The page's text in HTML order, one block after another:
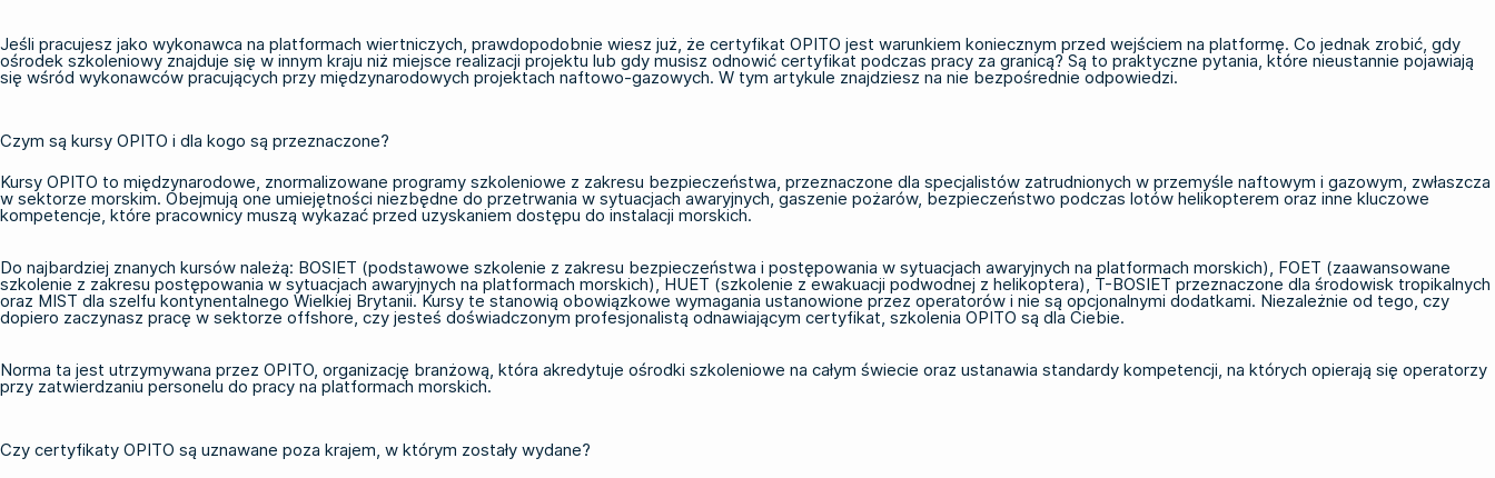
Jeśli pracujesz jako wykonawca na platformach wiertniczych, prawdopodobnie wiesz już, że certyfikat OPITO jest warunkiem koniecznym przed wejściem na platformę. Co jednak zrobić, gdy
ośrodek szkoleniowy znajduje się w innym kraju niż miejsce realizacji projektu lub gdy musisz odnowić certyfikat podczas pracy za granicą? Są to praktyczne pytania, które nieustannie pojawiają
się wśród wykonawców pracujących przy międzynarodowych projektach naftowo-gazowych. W tym artykule znajdziesz na nie bezpośrednie odpowiedzi.
Czym są kursy OPITO i dla kogo są przeznaczone?
Kursy OPITO to międzynarodowe, znormalizowane programy szkoleniowe z zakresu bezpieczeństwa, przeznaczone dla specjalistów zatrudnionych w przemyśle naftowym i gazowym, zwłaszcza
w sektorze morskim. Obejmują one umiejętności niezbędne do przetrwania w sytuacjach awaryjnych, gaszenie pożarów, bezpieczeństwo podczas lotów helikopterem oraz inne kluczowe
kompetencje, które pracownicy muszą wykazać przed uzyskaniem dostępu do instalacji morskich.
Do najbardziej znanych kursów należą: BOSIET (podstawowe szkolenie z zakresu bezpieczeństwa i postępowania w sytuacjach awaryjnych na platformach morskich) FOET (zaawansowane
szkolenie z zakresu postępowania w sytuacjach awaryjnych na platformach morskich) , HUET (szkolenie z ewakuacji podwodnej z helikoptera) T-BOSIET przeznaczone dla środowisk tropikalnych
oraz MIST dla szelfu kontynentalnego Wielkiej Brytanii. Kursy te stanowią obowiązkowe wymagania ustanowione przez operatorów i nie są opcjonalnymi dodatkami. Niezależnie od tego, czy
dopiero zaczynasz pracę w sektorze offshore, czy jesteś doświadczonym profesjonalistą odnawiającym certyfikat, szkolenia OPITO są dla Ciebie.
Norma ta jest utrzymywana przez OPITO, organizację branżową, która akredytuje ośrodki szkoleniowe na całym świecie oraz ustanawia standardy kompetencji, na których opierają się operatorzy
przy zatwierdzaniu personelu do pracy na platformach morskich.
Czy certyfikaty OPITO są uznawane poza krajem, w którym zostały wydane?